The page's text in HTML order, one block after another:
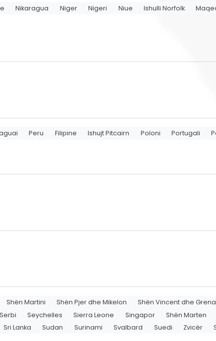
Nikaragua Niger Nigeri Niue Ishulli Norfolk
Peru Filipine Ishujt Pitcairn Poloni Portugali
Shën Martini Shën Pjer dhe Mikelon Shën Vincent dhe
Serbi Seychelles Sierra Leone Singapor Shën Marten
Sri Lanka Sudan Surinami Svalbard Suedi Zvicër